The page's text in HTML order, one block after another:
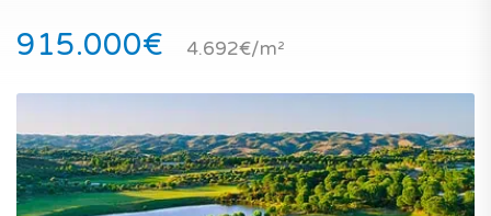
915.000€ 4.692€/m²